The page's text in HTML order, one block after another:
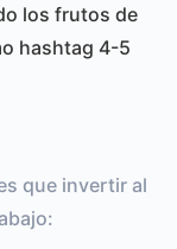
los frutos de
hashtag 4-5
que invertir al